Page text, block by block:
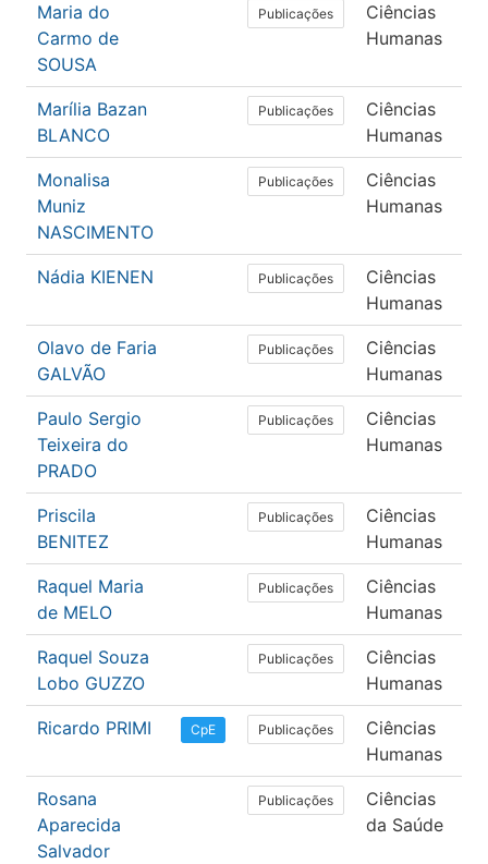
Maria do
Carmo de
SOUSA
Publicações
Ciências
Humanas
Marília Bazan
BLANCO
Publicações
Ciências
Humanas
Monalisa
Muniz
NASCIMENTO
Publicações
Ciências
Humanas
Nádia KIENEN Publicações
Ciências
Humanas
Olavo de Faria
GALVÃO
Publicações
Ciências
Humanas
Paulo Sergio
Teixeira do
PRADO
Publicações
Ciências
Humanas
Priscila
BENITEZ
Publicações
Ciências
Humanas
Raquel Maria
de MELO
Publicações
Ciências
Humanas
Raquel Souza
Lobo GUZZO
Publicações
Ciências
Humanas
Ricardo PRIMI CpE Publicações
Ciências
Humanas
Rosana
Aparecida
Salvador
Publicações
Ciências
da Saúde